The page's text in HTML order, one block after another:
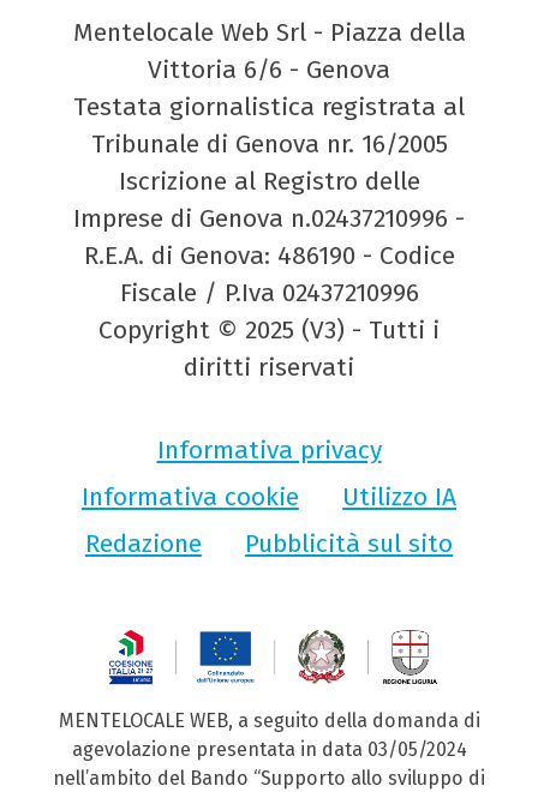
Mentelocale Web Srl - Piazza della
Vittoria 6/6 - Genova
Testata giornalistica registrata al
Tribunale di Genova nr. 16/2005
Iscrizione al Registro delle
Imprese di Genova n.02437210996 -
R.E.A. di Genova: 486190 - Codice
Fiscale / P.Iva 02437210996
Copyright © 2025 (V3) - Tutti i
diritti riservati
Informativa privacy
Informativa cookie
Utilizzo IA
Redazione
Pubblicità sul sito
MENTELOCALE WEB, a seguito della domanda di
agevolazione presentata in data 03/05/2024
nell’ambito del Bando “Supporto allo sviluppo di